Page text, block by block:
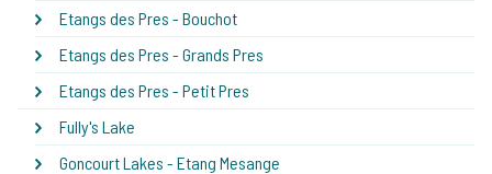
Etangs des Pres - Bouchot
Etangs des Pres - Grands Pres
Etangs des Pres - Petit Pres
Fully's Lake
Goncourt Lakes - Etang Mesange